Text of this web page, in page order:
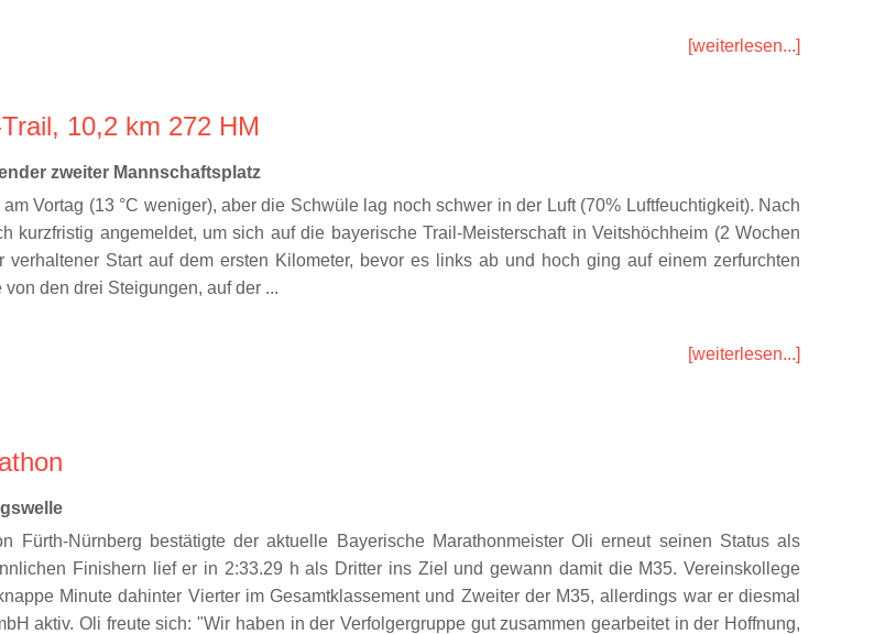
[weiterlesen...]
10,2 km 272 HM
zweiter Mannschaftsplatz
Vortag (13 °C weniger), aber die Schwüle lag noch schwer in der Luft (70% Luftfeuchtigkeit). Nach
kurzfristig angemeldet, um sich auf die bayerische Trail-Meisterschaft in Veitshöchheim (2 Wochen
verhaltener Start auf dem ersten Kilometer, bevor es links ab und hoch ging auf einem zerfurchten
den drei Steigungen, auf der ...
[weiterlesen...]
Fürth-Nürnberg bestätigte der aktuelle Bayerische Marathonmeister Oli erneut seinen Status als
Finishern lief er in 2:33.29 h als Dritter ins Ziel und gewann damit die M35. Vereinskollege
Minute dahinter Vierter im Gesamtklassement und Zweiter der M35, allerdings war er diesmal
aktiv. Oli freute sich: "Wir haben in der Verfolgergruppe gut zusammen gearbeitet in der Hoffnung,